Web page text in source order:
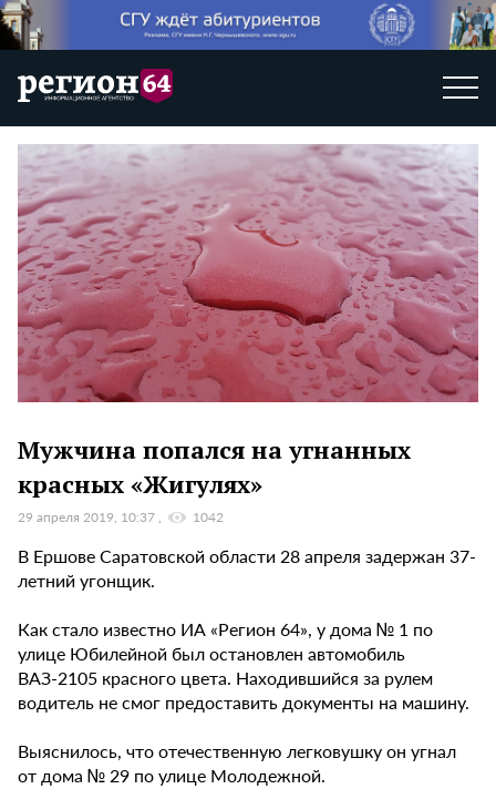
Мужчина попался на угнанных
красных «Жигулях»
29 апреля 2019, 10:37 1042
В Ершове Саратовской области 28 апреля задержан 37-
летний угонщик.
Как стало известно ИА «Регион 64», у дома № 1 по
улице Юбилейной был остановлен автомобиль
ВАЗ-2105 красного цвета. Находившийся за рулем
водитель не смог предоставить документы на машину.
Выяснилось, что отечественную легковушку он угнал
от дома № 29 по улице Молодежной.